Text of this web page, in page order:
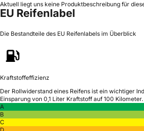
Aktuell liegt uns keine Produktbeschreibung für
EU Reifenlabel
Die Bestandteile des EU Reifenlabels im Überblick
Kraftstoffeffizienz
Der Rollwiderstand eines Reifens ist ein wichtiger
Einsparung von 0,1 Liter Kraftstoff auf 100 Kilometer.
A
B
C